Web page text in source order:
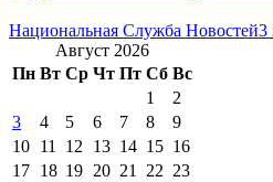
Национальная Служба Новостей3
Август 2026
Пн Вт Ср Чт Пт Сб Вс
1
2
3
4 5 6 7 8
9
10 11 12 13 14 15 16
17 18 19 20 21 22 23